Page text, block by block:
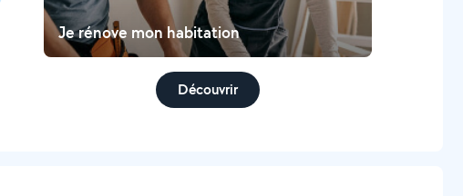
Je rénove mon habitation
Découvrir